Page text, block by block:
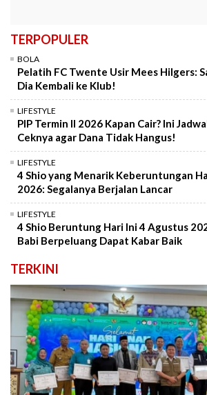
TERPOPULER
BOLA
Pelatih FC Twente Usir Mees Hilgers:
Dia Kembali ke Klub!
LIFESTYLE
PIP Termin II 2026 Kapan Cair? Ini
Ceknya agar Dana Tidak Hangus!
LIFESTYLE
4 Shio yang Menarik Keberuntungan
2026: Segalanya Berjalan Lancar
LIFESTYLE
4 Shio Beruntung Hari Ini 4 Agustus
Babi Berpeluang Dapat Kabar Baik
TERKINI